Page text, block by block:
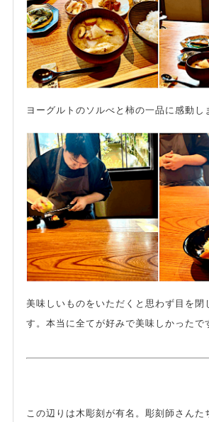
ヨーグルトのソルべと柿の一品に感動し
美味しいものをいただくと思わず目を閉
す。本当に全てが好みで美味しかったで
この辺りは木彫刻が有名。彫刻師さんた